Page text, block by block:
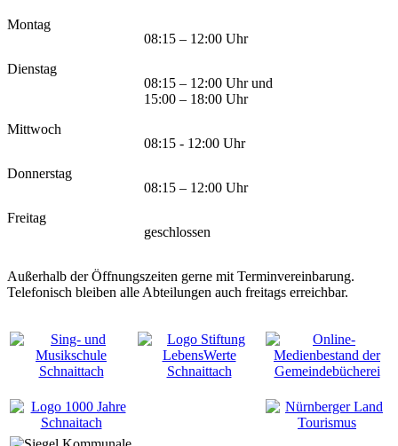
Montag
08:15 – 12:00 Uhr
Dienstag
08:15 – 12:00 Uhr und
15:00 – 18:00 Uhr
Mittwoch
08:15 - 12:00 Uhr
Donnerstag
08:15 – 12:00 Uhr
Freitag
geschlossen
Außerhalb der Öffnungszeiten gerne mit Terminvereinbarung.
Telefonisch bleiben alle Abteilungen auch freitags erreichbar.